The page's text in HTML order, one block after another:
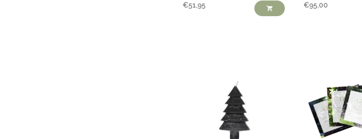
€51,95 €95,00